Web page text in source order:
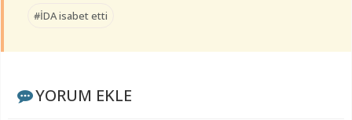
#İDA isabet etti
YORUM EKLE